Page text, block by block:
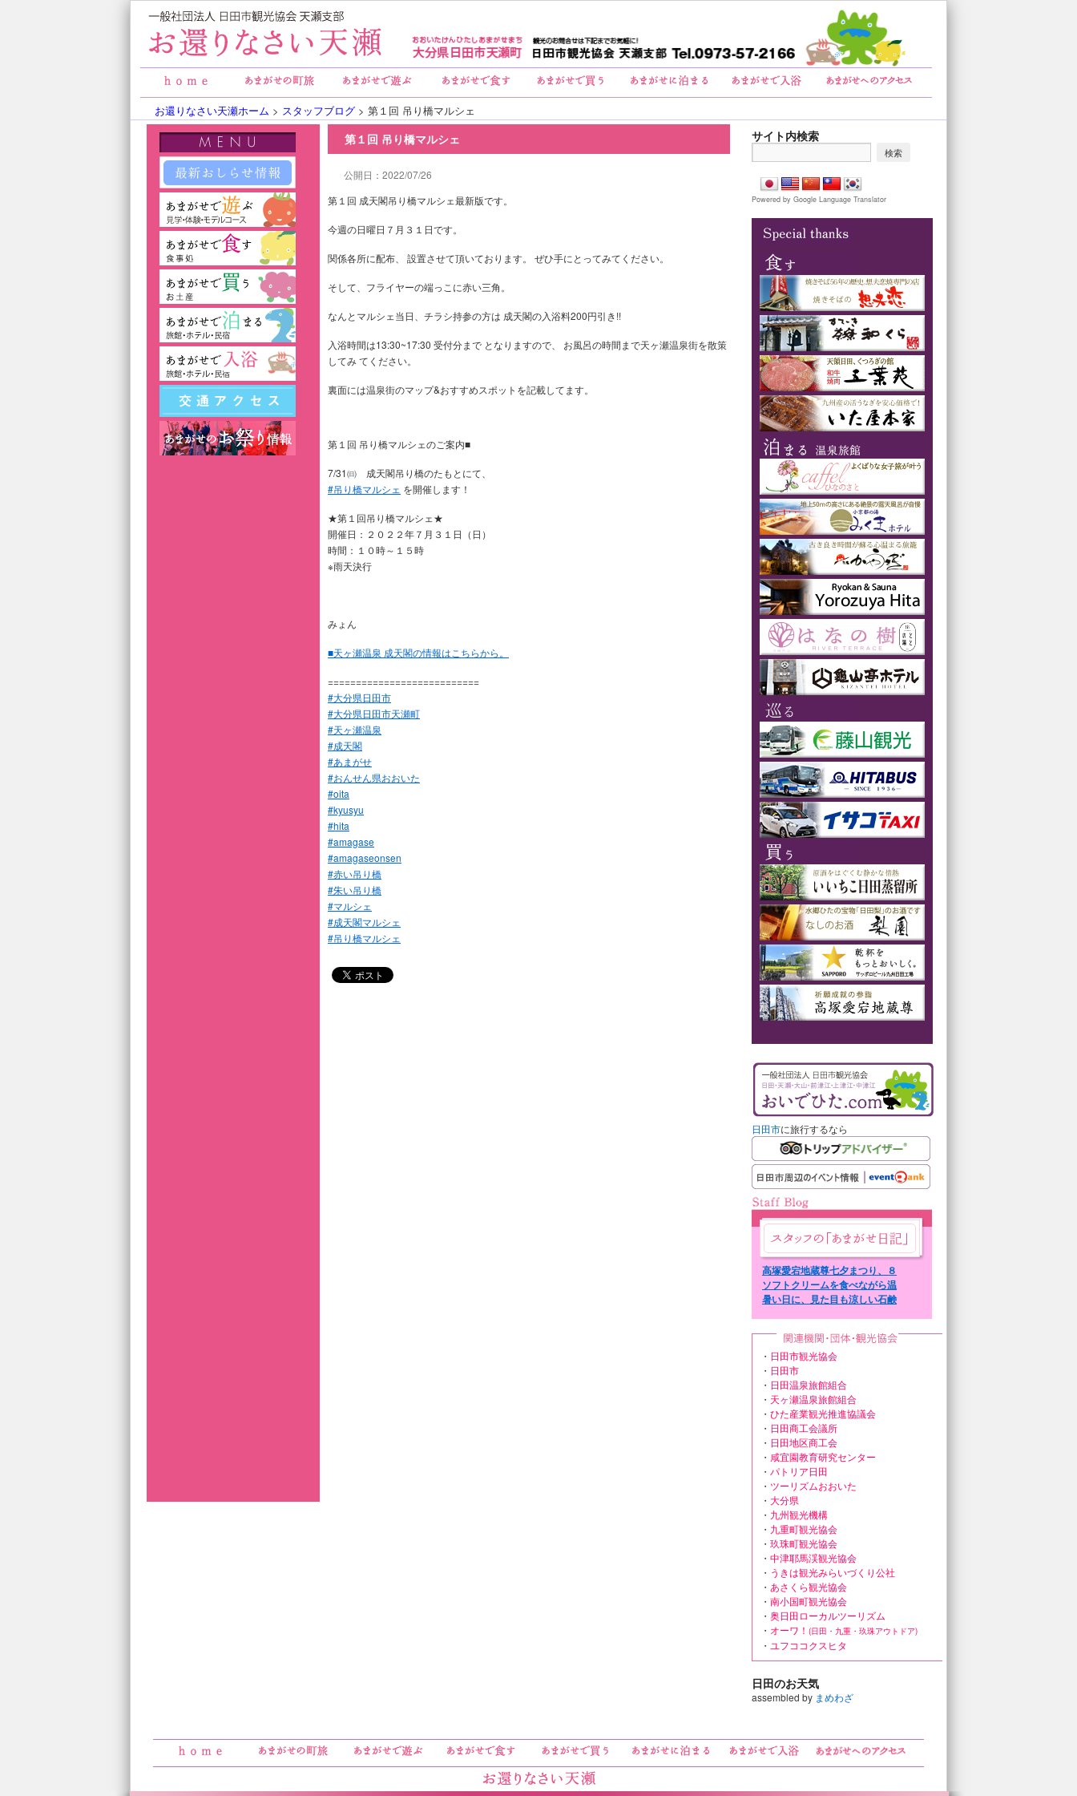
お還りなさい天瀬ホーム > スタッフブログ > 第１回 吊り橋マルシェ
第１回 吊り橋マルシェ
公開日：2022/07/26
第１回 成天閣吊り橋マルシェ最新版です。
今週の日曜日７月３１日です。
関係各所に配布、 設置させて頂いております。 ぜひ手にとってみてください。
そして、フライヤーの端っこに赤い三角。
なんとマルシェ当日、チラシ持参の方は 成天閣の入浴料200円引き!!
入浴時間は13:30~17:30 受付分まで となりますので、 お風呂の時間まで天ヶ瀬温泉街を散策
してみ てください。
裏面には温泉街のマップ&おすすめスポットを記載してます。
第１回 吊り橋マルシェのご案内■
7/31㈰ 成天閣吊り橋のたもとにて、
#吊り橋マルシェ を開催します！
★第１回吊り橋マルシェ★
開催日：２０２２年７月３１日（日）
時間：１０時～１５時
※雨天決行
みょん
■天ヶ瀬温泉 成天閣の情報はこちらから。
===========================
#大分県日田市
#大分県日田市天瀬町
#天ヶ瀬温泉
#成天閣
#あまがせ
#おんせん県おおいた
#oita
#kyusyu
#hita
#amagase
#amagaseonsen
#赤い吊り橋
#朱い吊り橋
#マルシェ
#成天閣マルシェ
#吊り橋マルシェ
サイト内検索
Powered by Google Language Translator
日田市に旅行するなら
高塚愛宕地蔵尊七夕まつり、８
日７日まで。
ソフトクリームを食べながら温
泉街を散策。
暑い日に、見た目も涼しい石鹸
・ 日田市観光協会
・ 日田市
・ 日田温泉旅館組合
・ 天ヶ瀬温泉旅館組合
・ ひた産業観光推進協議会
・ 日田商工会議所
・ 日田地区商工会
・ 咸宜園教育研究センター
・ パトリア日田
・ ツーリズムおおいた
・ 大分県
・ 九州観光機構
・ 九重町観光協会
・ 玖珠町観光協会
・ 中津耶馬渓観光協会
・ うきは観光みらいづくり公社
・ あさくら観光協会
・ 南小国町観光協会
・ 奥日田ローカルツーリズム
・ オーワ！ (日田・九重・玖珠アウトドア)
・ ユフココクスヒタ
日田のお天気
assembled by まめわざ